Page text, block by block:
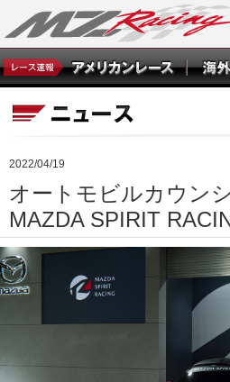
2022/04/19
オートモビルカウン
MAZDA SPIRIT